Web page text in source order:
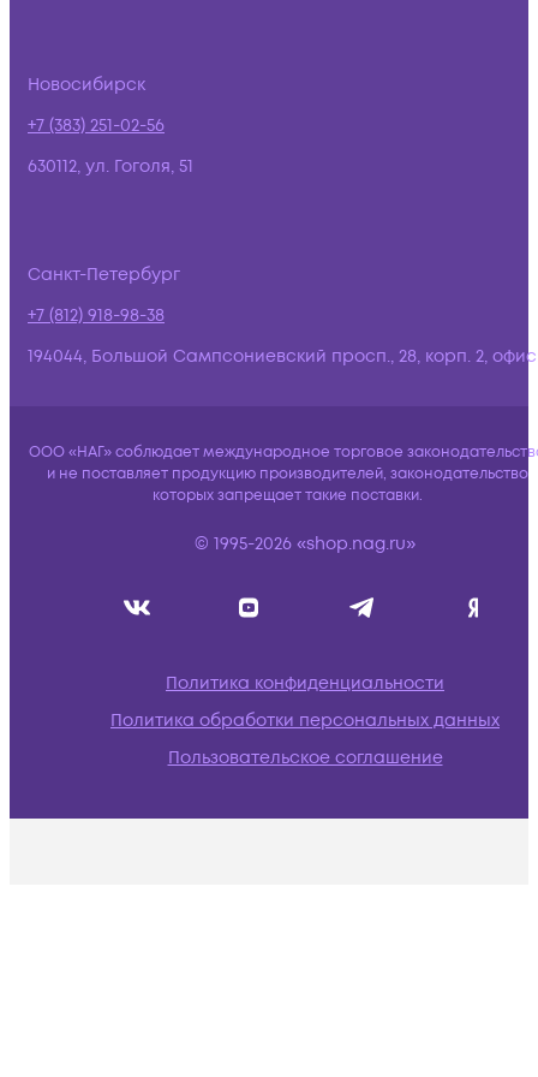
Новосибирск
+7 (383) 251-02-56
630112, ул. Гоголя, 51
Санкт-Петербург
+7 (812) 918-98-38
194044, Большой Сампсониевский просп., 28, корп. 2,
ООО «НАГ» соблюдает международное торговое
и не поставляет продукцию производителей, законодательство
которых запрещает такие поставки.
© 1995-2026 «shop.nag.ru»
Политика конфиденциальности
Политика обработки персональных данных
Пользовательское соглашение